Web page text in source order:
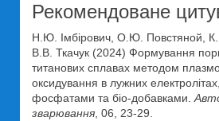
Рекомендоване
Н.Ю. Імбірович, О.Ю. Повстяной,
В.В. Ткачук (2024) Формування
титанових сплавах методом
оксидування в лужних
фосфатами та біо-добавками.
зварювання , 06, 23-29.